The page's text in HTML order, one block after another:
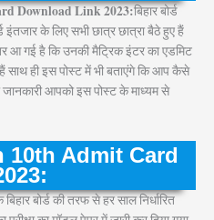
Download Link 2023:बिहार बोर्ड
इंतजार के लिए सभी छात्र छात्रा बैठे हुए हैं
आ गई है कि उनकी मैट्रिक इंटर का एडमिट
साथ ही इस पोस्ट में भी बताएंगे कि आप कैसे
आपको इस पोस्ट के माध्यम से
10th Admit Card
बोर्ड की तरफ से हर साल निर्धारित